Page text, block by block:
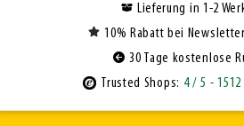
Lieferung in 1-2
10% Rabatt bei
30 Tage kostenlose
Trusted Shops: 4/ 5 -